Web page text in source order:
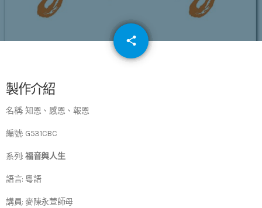
share
email
製作介紹
名稱: 知恩、感恩、報恩
編號: G531CBC
系列: 福音與人生
語言: 粵語
講員: 麥陳永萱師母